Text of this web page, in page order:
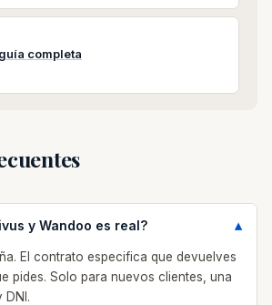
completa
y Wandoo es real?
El contrato especifica que devuelves
pides. Solo para nuevos clientes, una
DNI.